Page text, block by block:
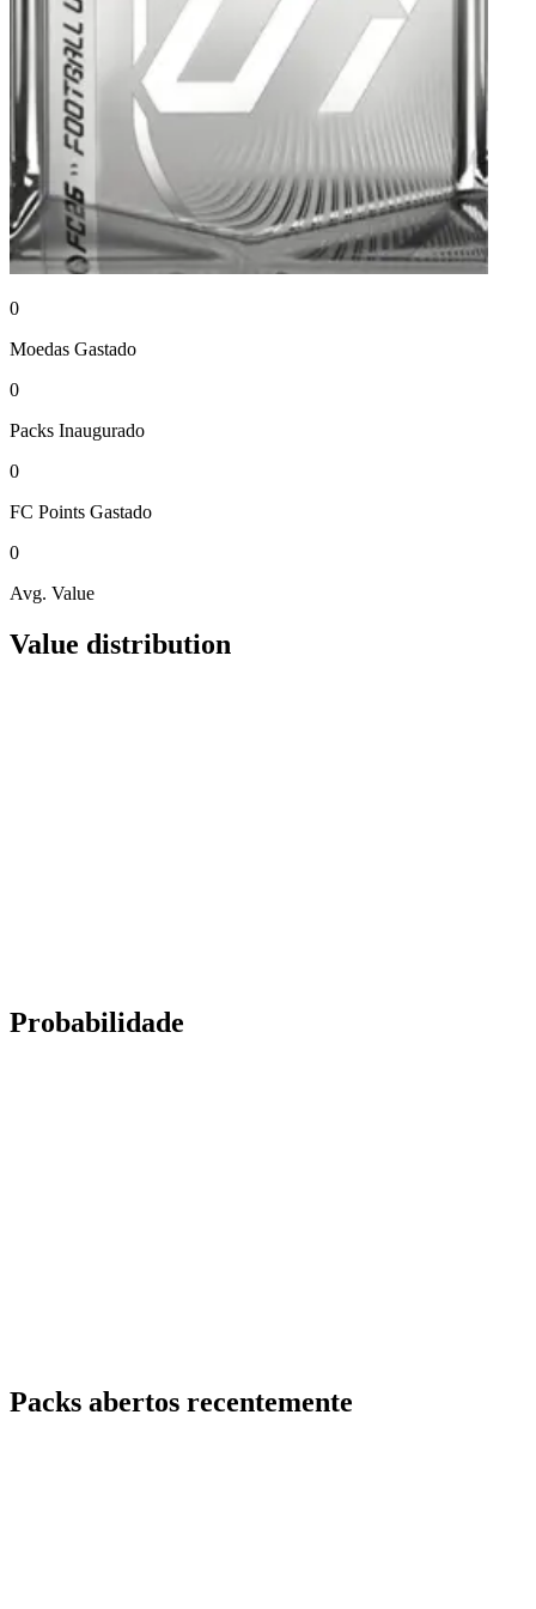
0
Moedas Gastado
0
Packs Inaugurado
0
FC Points Gastado
0
Avg. Value
Value distribution
Probabilidade
Packs abertos recentemente